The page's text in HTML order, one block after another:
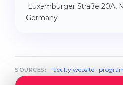
Luxemburger Straße 20A,
Germany
SOURCES: faculty website·